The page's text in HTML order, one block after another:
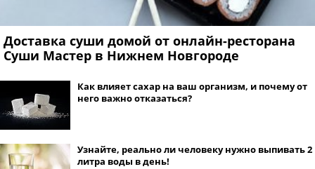
Доставка суши домой от онлайн-ресторана ​
Суши Мастер в Нижнем Новгороде
Как влияет сахар на ваш организм, и почему от
него важно отказаться?
Узнайте, реально ли человеку нужно выпивать 2
литра воды в день!